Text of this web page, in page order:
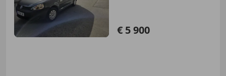
€ 5 900